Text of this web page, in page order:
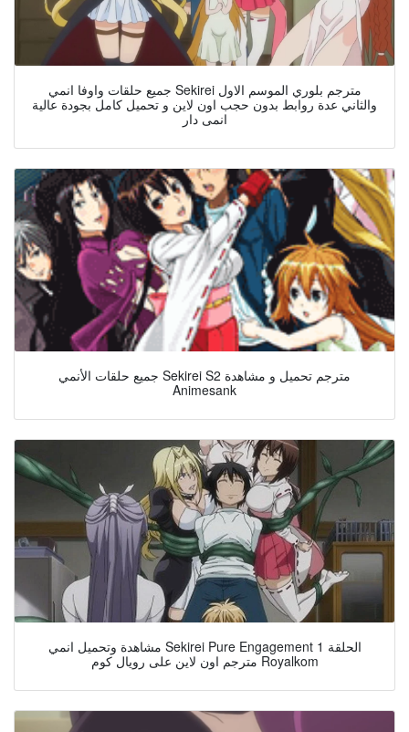
جميع حلقات واوفا انمي Sekirei مترجم بلوري الموسم الاول
والثاني عدة روابط بدون حجب اون لاين و تحميل كامل بجودة عالية
انمى دار
جميع حلقات الأنمي Sekirei S2 مترجم تحميل و مشاهدة
Animesank
مشاهدة وتحميل انمي Sekirei Pure Engagement الحلقة 1
مترجم اون لاين على رويال كوم Royalkom